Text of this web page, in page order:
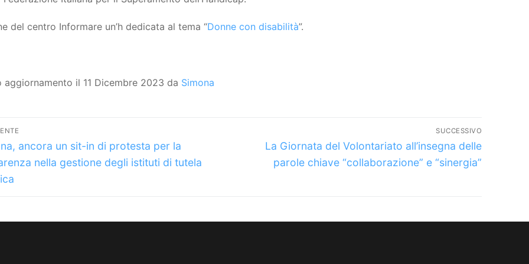
del centro Informare un’h dedicata al tema “Donne con disabilità”.
aggiornamento il 11 Dicembre 2023 da Simona
ancora un sit-in di protesta per la
nella gestione degli istituti di tutela
SUCCESSIVO
Articolo
successivo:
La Giornata del Volontariato all’insegna delle
parole chiave “collaborazione” e “sinergia”